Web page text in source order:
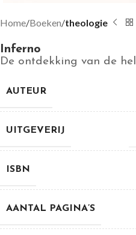
Home Boeken theologie
Inferno
De ontdekking van de hel
AUTEUR
UITGEVERIJ
ISBN
AANTAL PAGINA’S